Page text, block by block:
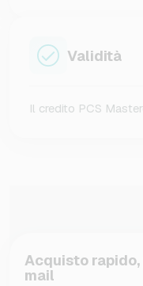
Validità
Il credito PCS
Acquisto
mail